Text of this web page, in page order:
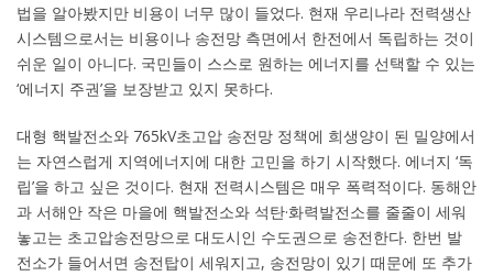
법을 알아봤지만 비용이 너무 많이 들었다. 현재 우리나라 전력생산
시스템으로서는 비용이나 송전망 측면에서 한전에서 독립하는 것이
쉬운 일이 아니다. 국민들이 스스로 원하는 에너지를 선택할 수 있는
‘에너지 주권’을 보장받고 있지 못하다.
대형 핵발전소와 765kV초고압 송전망 정책에 희생양이 된 밀양에서
는 자연스럽게 지역에너지에 대한 고민을 하기 시작했다. 에너지 ‘독
립’을 하고 싶은 것이다. 현재 전력시스템은 매우 폭력적이다. 동해안
과 서해안 작은 마을에 핵발전소와 석탄·화력발전소를 줄줄이 세워
놓고는 초고압송전망으로 대도시인 수도권으로 송전한다. 한번 발
전소가 들어서면 송전탑이 세워지고, 송전망이 있기 때문에 또 추가